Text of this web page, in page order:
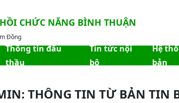
CHỨC NĂNG BÌNH THUẬN
Đồng
Thông tin đấu
thầu
Tin tức nội
bộ
Hệ
bản
THÔNG TIN TỪ BẢN TIN